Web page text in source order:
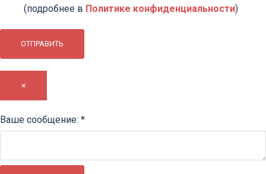
(подробнее в Политике конфиденциальности)
ОТПРАВИТЬ
×
Ваше
сообщение:
Ваше сообщение: *